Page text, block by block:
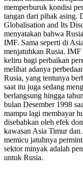
memperburuk kondisi
tangan dari pihak asing.
Globalisation and Its
menyatakan bahwa
IMF. Sama seperti di
menjatuhkan Rusia. IMF
keliru bagi perbaikan
melihat adanya
Rusia, yang tentunya
saat itu juga sedang
berlangsung hingga
bulan Desember 1998
mampu lagi membayar
disebabkan oleh efek
kawasan Asia Timur dan
memicu jatuhnya
sektor minyak adalah
untuk Rusia.